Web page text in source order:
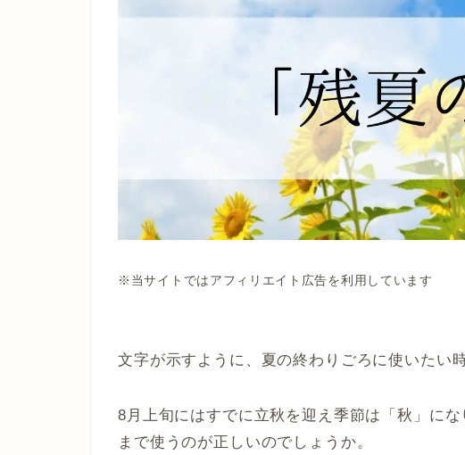
※当サイトではアフィリエイト広告を利用しています
文字が示すように、夏の終わりごろに使いたい
8月上旬にはすでに立秋を迎え季節は「秋」に
まで使うのが正しいのでしょうか。